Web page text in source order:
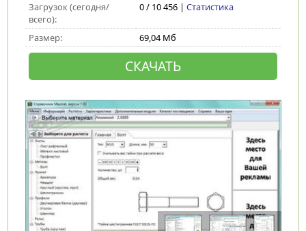
Загрузок (сегодня/
всего):
0 / 10 456 | Статистика
Размер: 69,04 Мб
СКАЧАТЬ